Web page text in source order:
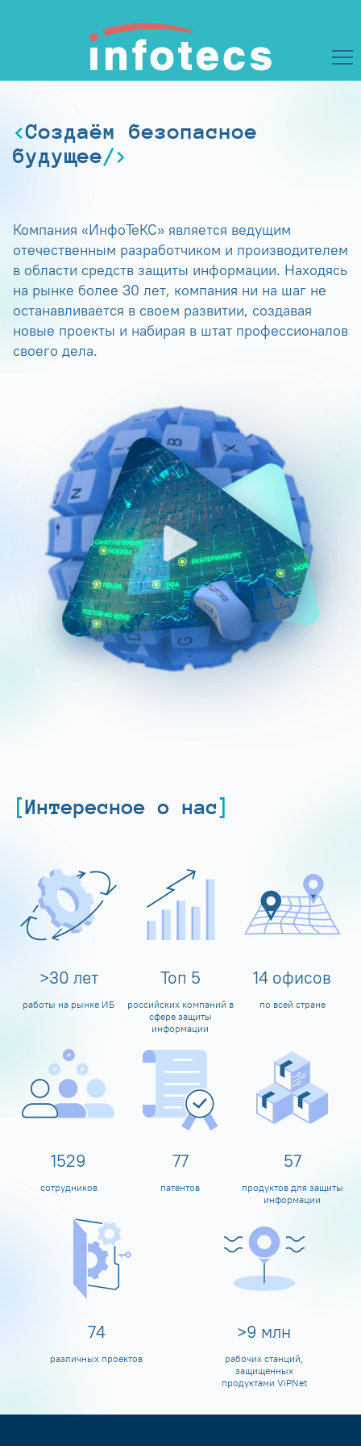
Создаём безопасное
будущее
Компания «ИнфоТеКС» является ведущим
отечественным разработчиком и производителем
в области средств защиты информации. Находясь
на рынке более 30 лет, компания ни на шаг не
останавливается в своем развитии, создавая
новые проекты и набирая в штат профессионалов
своего дела.
Интересное о нас
>30 лет
работы на рынке ИБ
Топ 5
российских компаний в
сфере защиты
информации
14 офисов
по всей стране
1600
сотрудников
80
патентов
60
продуктов для защиты
информации
80
различных проектов
>10 млн
рабочих станций,
защищенных
продуктами ViPNet